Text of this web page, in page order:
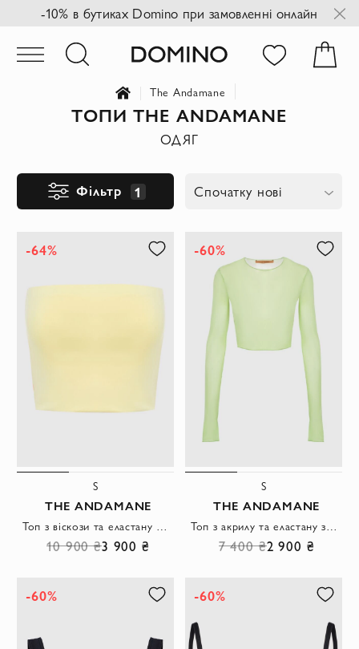
-10% в бутиках Domino при замовленні онлайн
The Andamane
ТОПИ THE ANDAMANE
ОДЯГ
Фільтр 1 Спочатку нові
-64%
S
THE ANDAMANE
Топ з віскози та еластану жовтий жіночий
10 900 ₴3 900 ₴
-60%
S
THE ANDAMANE
Топ з акрилу та еластану зелений жіночий
7 400 ₴2 900 ₴
-60% -60%